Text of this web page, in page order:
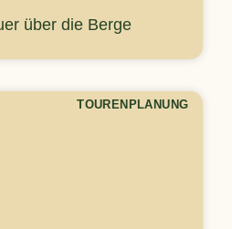
über die Berge
TOURENPLANUNG